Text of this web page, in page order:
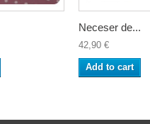
Neceser de...
42,90 €
Add to cart